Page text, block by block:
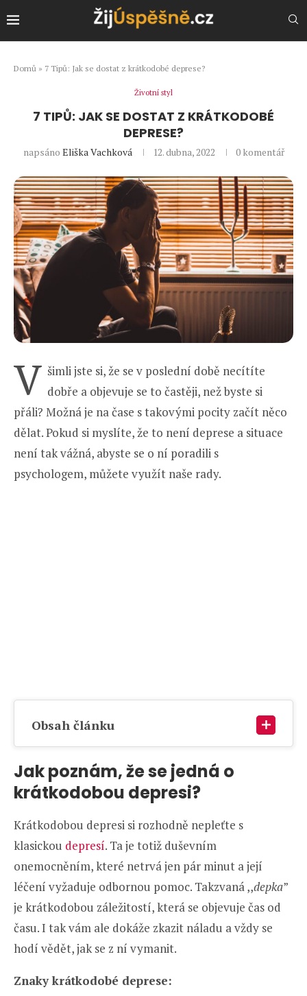
Domů » 7 Tipů: Jak se dostat z krátkodobé deprese?
Životní styl
7 TIPŮ: JAK SE DOSTAT Z KRÁTKODOBÉ
DEPRESE?
napsáno Eliška Vachková 12. dubna, 2022 0 komentář
V šimli jste si, že se v poslední době necítíte
dobře a objevuje se to častěji, než byste si
přáli? Možná je na čase s takovými pocity začít něco
dělat. Pokud si myslíte, že to není deprese a situace
není tak vážná, abyste se o ní poradili s
psychologem, můžete využít naše rady.
Obsah článku
Jak poznám, že se jedná o
krátkodobou depresi?
Krátkodobou depresi si rozhodně nepleťte s
klasickou depresí. Ta je totiž duševním
onemocněním, které netrvá jen pár minut a její
léčení vyžaduje odbornou pomoc. Takzvaná ,,depka”
je krátkodobou záležitostí, která se objevuje čas od
času. I tak vám ale dokáže zkazit náladu a vždy se
hodí vědět, jak se z ní vymanit.
Znaky krátkodobé deprese: